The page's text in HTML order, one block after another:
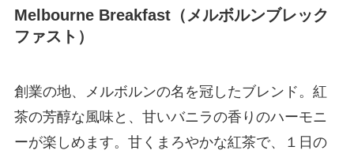
Melbourne Breakfast（メルボルンブレック
ファスト）
創業の地、メルボルンの名を冠したブレンド。紅
茶の芳醇な風味と、甘いバニラの香りのハーモニ
ーが楽しめます。甘くまろやかな紅茶で、１日の